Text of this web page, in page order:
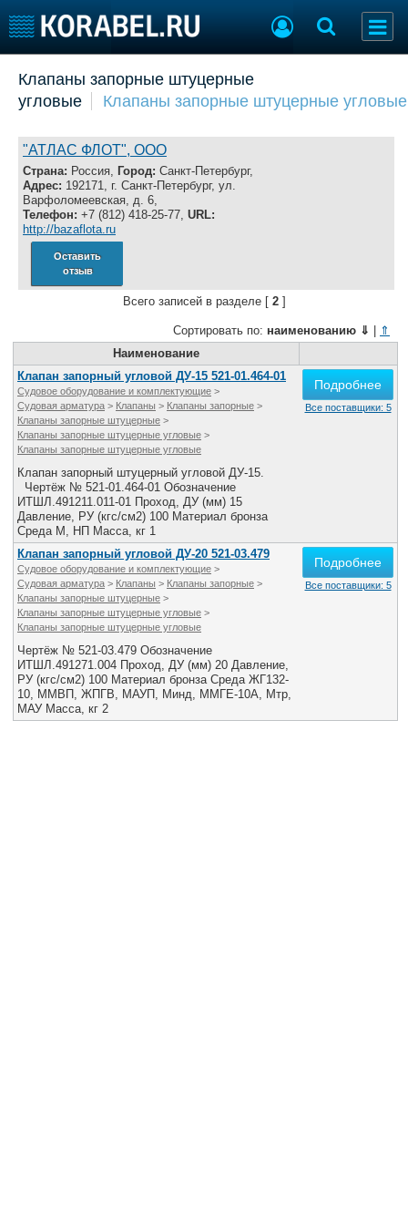
Судостроение
Новости
Компании
Репутация
Работа
Крюинг
Журнал
Реклама
Торговая площадка
Продажа флота
Оборудование
Изделия
Материалы
Выставки и семинары
Личности
Словарь
Флот
Форум
Клапаны запорные штуцерные
угловые
Клапаны запорные штуцерные угловые
"АТЛАС ФЛОТ", ООО
Страна: Россия, Город: Санкт-Петербург,
Адрес: 192171, г. Санкт-Петербург, ул.
Варфоломеевская, д. 6,
Телефон: +7 (812) 418-25-77, URL:
http://bazaflota.ru
Оставить
отзыв
Всего записей в разделе [ 2]
Сортировать по: наименованию ⇓
⇑
Наименование
Клапан запорный угловой ДУ-15 521-01.464-01
Судовое оборудование и комплектующие >
Судовая арматура > Клапаны > Клапаны запорные >
Клапаны запорные штуцерные >
Клапаны запорные штуцерные угловые >
Клапаны запорные штуцерные угловые
Клапан запорный штуцерный угловой ДУ-15.
Чертёж № 521-01.464-01 Обозначение
ИТШЛ.491211.011-01 Проход, ДУ (мм) 15
Давление, РУ (кгс/см2) 100 Материал бронза
Среда М, НП Масса, кг 1
Подробнее
Все поставщики: 5
Клапан запорный угловой ДУ-20 521-03.479
Судовое оборудование и комплектующие >
Судовая арматура > Клапаны > Клапаны запорные >
Клапаны запорные штуцерные >
Клапаны запорные штуцерные угловые >
Клапаны запорные штуцерные угловые
Чертёж № 521-03.479 Обозначение
ИТШЛ.491271.004 Проход, ДУ (мм) 20 Давление,
РУ (кгс/см2) 100 Материал бронза Среда ЖГ132-
10, ММВП, ЖПГВ, МАУП, Минд, ММГЕ-10А, Мтр,
МАУ Масса, кг 2
Подробнее
Все поставщики: 5